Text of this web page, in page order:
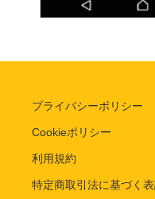
プライバシーポリシー
Cookieポリシー
利用規約
特定商取引法に基づく